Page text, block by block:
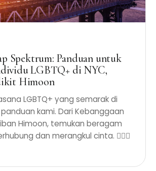
Spektrum: Panduan untuk
LGBTQ+ di NYC,
Himoon
LGBTQ+ yang semarak di
kami. Dari Kebanggaan
Himoon, temukan beragam
dan merangkul cinta. 🏳️‍🌈✨